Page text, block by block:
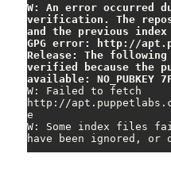
W: An error occurred
verification. The
and the previous
GPG error: http://
Release: The
verified because the
available: NO_PUBKEY
W: Failed to fetch
http://
e
W: Some index files
have been ignored, or